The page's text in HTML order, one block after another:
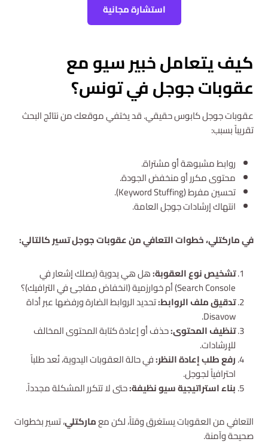
استشارة مجانية
كيف يتعامل خبير سيو مع
عقوبات جوجل في تونس؟
عقوبات جوجل كابوس حقيقي. قد يختفي موقعك من نتائج البحث
تقريباً بسبب:
روابط مشبوهة أو مشتراة.
محتوى مكرر أو منخفض الجودة.
تحسين مفرط (Keyword Stuffing).
انتهاك إرشادات جوجل العامة.
في ماركتلي، خطوات التعافي من عقوبات جوجل تسير كالتالي:
تشخيص نوع العقوبة:هل هي يدوية (يصلك إشعار في
Search Console) أم خوارزمية (انخفاض مفاجئ في الترافيك)؟
تدقيق ملف الروابط:تحديد الروابط الضارة ورفضها عبر أداة
Disavow.
تنظيف المحتوى:حذف أو إعادة كتابة المحتوى المخالف
للإرشادات.
رفع طلب إعادة النظر:في حالة العقوبات اليدوية، نُعد طلباً
احترافياً لجوجل.
بناء استراتيجية سيو نظيفة:حتى لا تتكرر المشكلة مجدداً.
التعافي من العقوبات يستغرق وقتاً، لكن معماركتلي، تسير بخطوات
صحيحة وآمنة.